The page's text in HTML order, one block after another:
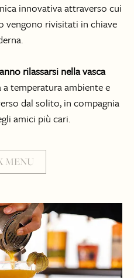
innovativa attraverso cui
vengono rivisitati in chiave
rilassarsi nella vasca
a temperatura ambiente e
dal solito, in compagnia
amici più cari.
MENU